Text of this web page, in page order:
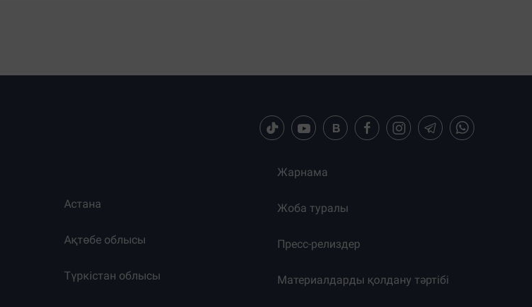
Астана
Ақтөбе облысы
Түркістан облысы
Жарнама
Жоба туралы
Пресс-релиздер
Материалдарды қолдану тәртібі